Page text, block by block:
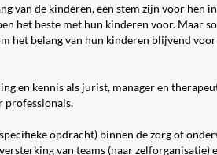
van de kinderen, een stem zijn voor hen
het beste met hun kinderen voor. Maar
het belang van hun kinderen blijvend voor
en kennis als jurist, manager en
professionals.
opdracht) binnen de zorg of
van teams (naar zelforganisatie)